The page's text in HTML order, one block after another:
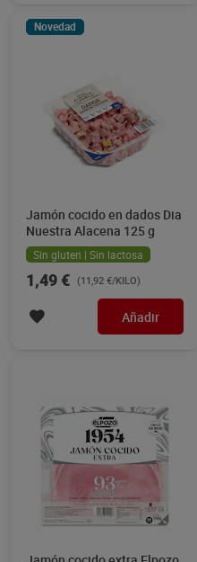
Novedad
Jamón cocido en dados Dia
Nuestra Alacena 125 g
Sin gluten | Sin lactosa
1,49 € (11,92 €/KILO)
Añadir